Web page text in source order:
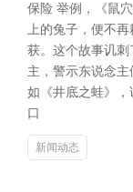
保险 举例，《鼠
上的兔子，便不
获。这个故事讥
主，警示东说念
如《井底之蛙》
口
新闻动态